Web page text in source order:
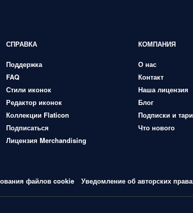
СПРАВКА
Поддержка
FAQ
Стили иконок
Редактор иконок
Коллекции Flaticon
Подписаться
Лицензия Merchandising
КОМПАНИЯ
О нас
Контакт
Наша лицензия
Блог
Подписки и
Что нового
файлов cookie Уведомление об авторских